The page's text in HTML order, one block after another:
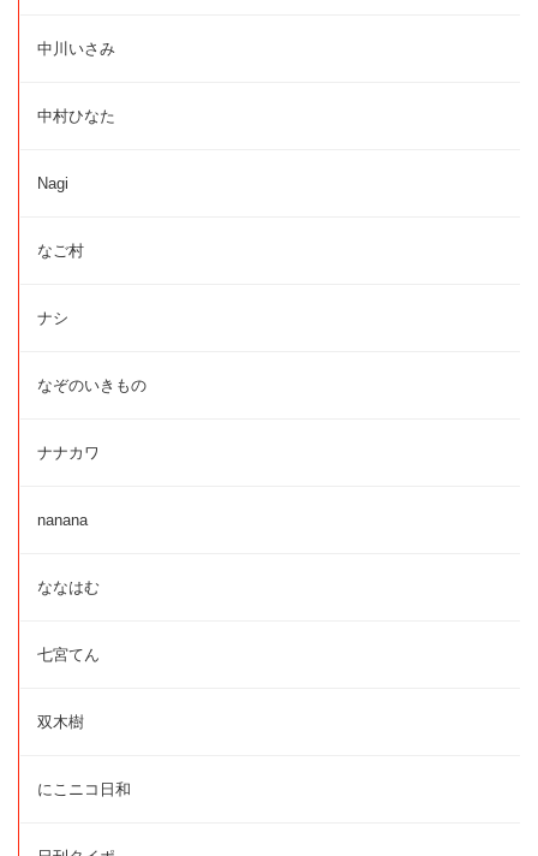
中川いさみ
中村ひなた
Nagi
なご村
ナシ
なぞのいきもの
ナナカワ
nanana
ななはむ
七宮てん
双木樹
にこニコ日和